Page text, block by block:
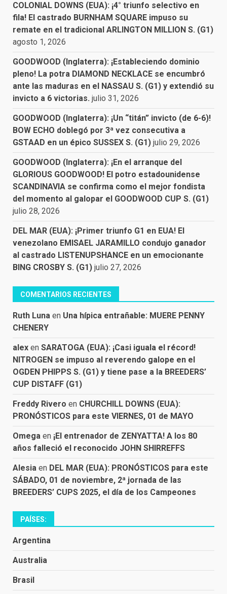
COLONIAL DOWNS (EUA): ¡4° triunfo selectivo en
fila! El castrado BURNHAM SQUARE impuso su
remate en el tradicional ARLINGTON MILLION S. (G1)
agosto 1, 2026
GOODWOOD (Inglaterra): ¡Estableciendo dominio
pleno! La potra DIAMOND NECKLACE se encumbró
ante las maduras en el NASSAU S. (G1) y extendió su
invicto a 6 victorias. julio 31, 2026
GOODWOOD (Inglaterra): ¡Un “titán” invicto (de 6-6)!
BOW ECHO doblegó por 3ª vez consecutiva a
GSTAAD en un épico SUSSEX S. (G1) julio 29, 2026
GOODWOOD (Inglaterra): ¡En el arranque del
GLORIOUS GOODWOOD! El potro estadounidense
SCANDINAVIA se confirma como el mejor fondista
del momento al galopar el GOODWOOD CUP S. (G1)
julio 28, 2026
DEL MAR (EUA): ¡Primer triunfo G1 en EUA! El
venezolano EMISAEL JARAMILLO condujo ganador
al castrado LISTENUPSHANCE en un emocionante
BING CROSBY S. (G1) julio 27, 2026
COMENTARIOS RECIENTES
Ruth Luna en Una hípica entrañable: MUERE PENNY
CHENERY
alex en SARATOGA (EUA): ¡Casi iguala el récord!
NITROGEN se impuso al reverendo galope en el
OGDEN PHIPPS S. (G1) y tiene pase a la BREEDERS’
CUP DISTAFF (G1)
Freddy Rivero en CHURCHILL DOWNS (EUA):
PRONÓSTICOS para este VIERNES, 01 de MAYO
Omega en ¡El entrenador de ZENYATTA! A los 80
años falleció el reconocido JOHN SHIRREFFS
Alesia en DEL MAR (EUA): PRONÓSTICOS para este
SÁBADO, 01 de noviembre, 2ª jornada de las
BREEDERS’ CUPS 2025, el día de los Campeones
PAÍSES:
Argentina
Australia
Brasil